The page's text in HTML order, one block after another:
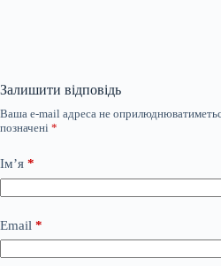
Залишити відповідь
Ваша e-mail адреса не
позначені *
Ім’я *
Email *